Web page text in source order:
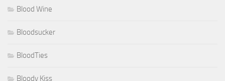
Blood Wine
Bloodsucker
BloodTies
Bloody Kiss